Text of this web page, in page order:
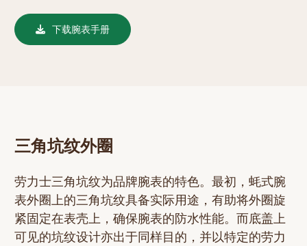
下载腕表手册
三角坑纹外圈
劳力士三角坑纹为品牌腕表的特色。最初，蚝式腕
表外圈上的三角坑纹具备实际用途，有助将外圈旋
紧固定在表壳上，确保腕表的防水性能。而底盖上
可见的坑纹设计亦出于同样目的，并以特定的劳力